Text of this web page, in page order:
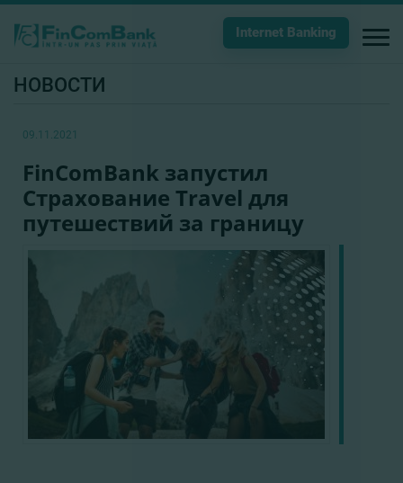
Internet Banking
НОВОСТИ
09.11.2021
FinComBank запустил
Страхование Travel для
путешествий за границу